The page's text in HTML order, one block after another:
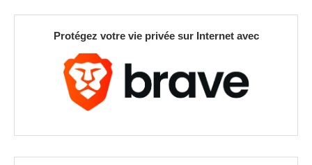
Protégez votre vie privée sur Internet avec